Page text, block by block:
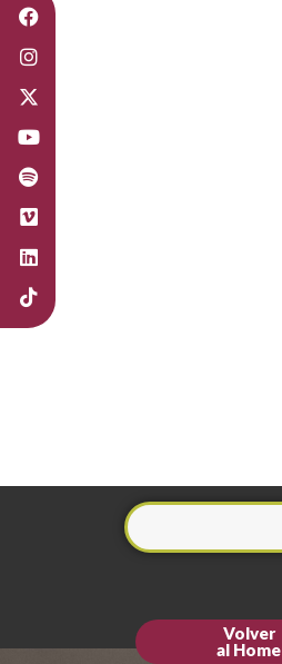
Volver
al Home